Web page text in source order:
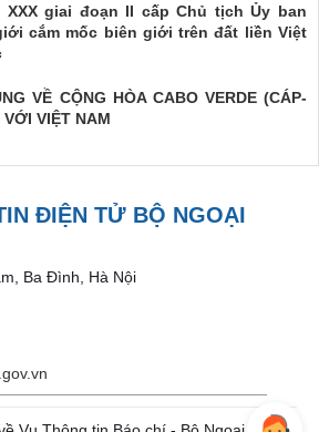
XXX giai đoạn II cấp Chủ tịch Ủy ban
cắm mốc biên giới trên đất liền Việt
VỀ CỘNG HÒA CABO VERDE (CÁP-
VIỆT NAM
ĐIỆN TỬ BỘ NGOẠI
Ba Đình, Hà Nội